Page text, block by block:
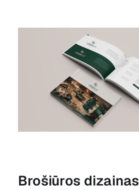
Brošiūros dizainas